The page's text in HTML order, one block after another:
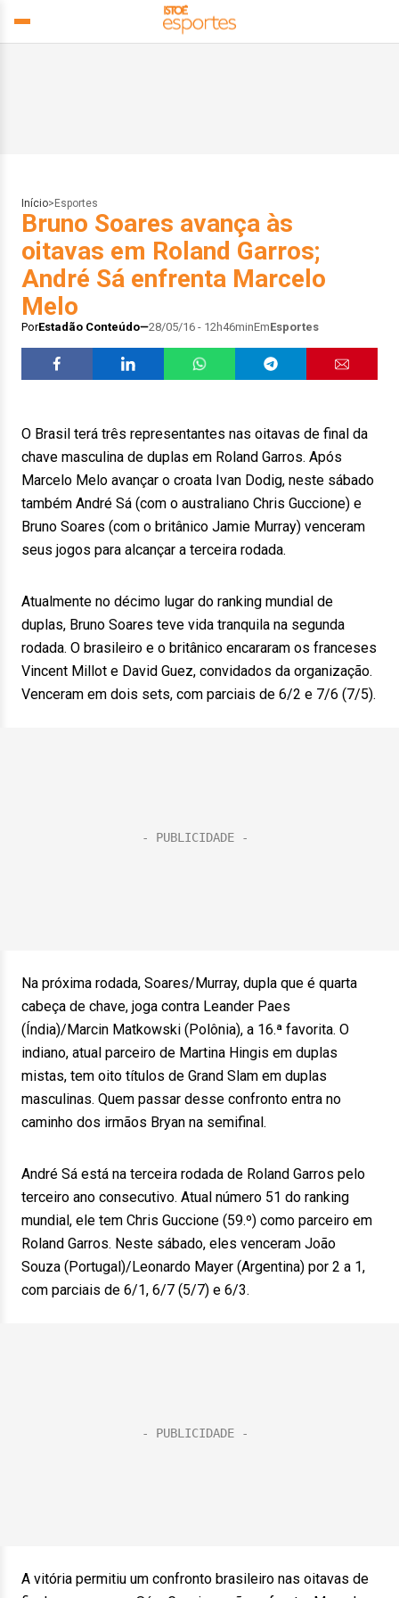
Início> Esportes
Bruno Soares avança às
oitavas em Roland Garros;
André Sá enfrenta Marcelo
Melo
PorEstadão Conteúdo 28/05/16 - 12h46minEmEsportes
O Brasil terá três representantes nas oitavas de final da
chave masculina de duplas em Roland Garros. Após
Marcelo Melo avançar o croata Ivan Dodig, neste sábado
também André Sá (com o australiano Chris Guccione) e
Bruno Soares (com o britânico Jamie Murray) venceram
seus jogos para alcançar a terceira rodada.
Atualmente no décimo lugar do ranking mundial de
duplas, Bruno Soares teve vida tranquila na segunda
rodada. O brasileiro e o britânico encararam os franceses
Vincent Millot e David Guez, convidados da organização.
Venceram em dois sets, com parciais de 6/2 e 7/6 (7/5).
Na próxima rodada, Soares/Murray, dupla que é quarta
cabeça de chave, joga contra Leander Paes
(Índia)/Marcin Matkowski (Polônia), a 16.ª favorita. O
indiano, atual parceiro de Martina Hingis em duplas
mistas, tem oito títulos de Grand Slam em duplas
masculinas. Quem passar desse confronto entra no
caminho dos irmãos Bryan na semifinal.
André Sá está na terceira rodada de Roland Garros pelo
terceiro ano consecutivo. Atual número 51 do ranking
mundial, ele tem Chris Guccione (59.º) como parceiro em
Roland Garros. Neste sábado, eles venceram João
Souza (Portugal)/Leonardo Mayer (Argentina) por 2 a 1,
com parciais de 6/1, 6/7 (5/7) e 6/3.
A vitória permitiu um confronto brasileiro nas oitavas de